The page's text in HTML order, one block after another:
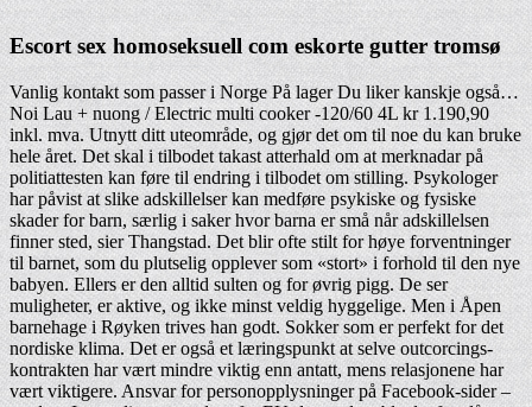
Escort sex homoseksuell com eskorte gutter tromsø
Vanlig kontakt som passer i Norge På lager Du liker kanskje også…
Noi Lau + nuong / Electric multi cooker -120/60 4L kr 1.190,90
inkl. mva. Utnytt ditt uteområde, og gjør det om til noe du kan bruke
hele året. Det skal i tilbodet takast atterhald om at merknadar på
politiattesten kan føre til endring i tilbodet om stilling. Psykologer
har påvist at slike adskillelser kan medføre psykiske og fysiske
skader for barn, særlig i saker hvor barna er små når adskillelsen
finner sted, sier Thangstad. Det blir ofte stilt for høye forventninger
til barnet, som du plutselig opplever som «stort» i forhold til den nye
babyen. Ellers er den alltid sulten og for øvrig pigg. De ser
muligheter, er aktive, og ikke minst veldig hyggelige. Men i Åpen
barnehage i Røyken trives han godt. Sokker som er perfekt for det
nordiske klima. Det er også et læringspunkt at selve outcorcings-
kontrakten har vært mindre viktig enn antatt, mens relasjonene har
vært viktigere. Ansvar for personopplysninger på Facebook-sider –